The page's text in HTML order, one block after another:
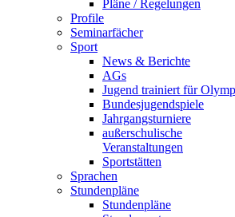
Pläne / Regelungen
Profile
Seminarfächer
Sport
News & Berichte
AGs
Jugend trainiert für
Bundesjugendspiele
Jahrgangsturniere
außerschulische
Veranstaltungen
Sportstätten
Sprachen
Stundenpläne
Stundenpläne